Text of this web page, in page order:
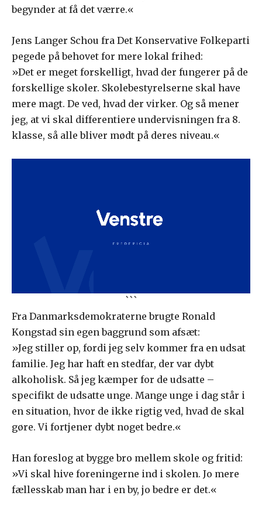
begynder at få det værre.«
Jens Langer Schou fra Det Konservative Folkeparti
pegede på behovet for mere lokal frihed:
»Det er meget forskelligt, hvad der fungerer på de
forskellige skoler. Skolebestyrelserne skal have
mere magt. De ved, hvad der virker. Og så mener
jeg, at vi skal differentiere undervisningen fra 8.
klasse, så alle bliver mødt på deres niveau.«
```
Fra Danmarksdemokraterne brugte Ronald
Kongstad sin egen baggrund som afsæt:
»Jeg stiller op, fordi jeg selv kommer fra en udsat
familie. Jeg har haft en stedfar, der var dybt
alkoholisk. Så jeg kæmper for de udsatte –
specifikt de udsatte unge. Mange unge i dag står i
en situation, hvor de ikke rigtig ved, hvad de skal
gøre. Vi fortjener dybt noget bedre.«
Han foreslog at bygge bro mellem skole og fritid:
»Vi skal hive foreningerne ind i skolen. Jo mere
fællesskab man har i en by, jo bedre er det.«